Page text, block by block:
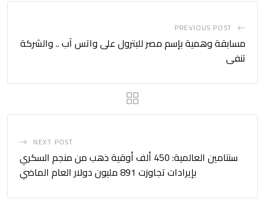
PREVIOUS POST
مسابقة وهمية بإسم مصر للبترول على واتس آب .. والشركة
تنفى
NEXT POST
سنتامين العالمية: 450 ألف أوقية ذهب من منجم السكري
بإيرادات تجاوزت 891 مليون دولار العام الماضي